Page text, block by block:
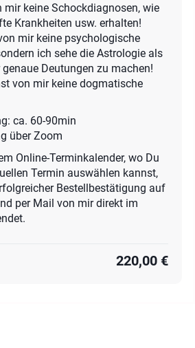
mir keine Schockdiagnosen, wie
Krankheiten usw. erhalten!
mir keine psychologische
ich sehe die Astrologie als
Deutungen zu machen!
von mir keine dogmatische
ca. 60-90min
über Zoom
Online-Terminkalender, wo Du
Termin auswählen kannst,
Bestellbestätigung auf
per Mail von mir direkt im
220,00 €